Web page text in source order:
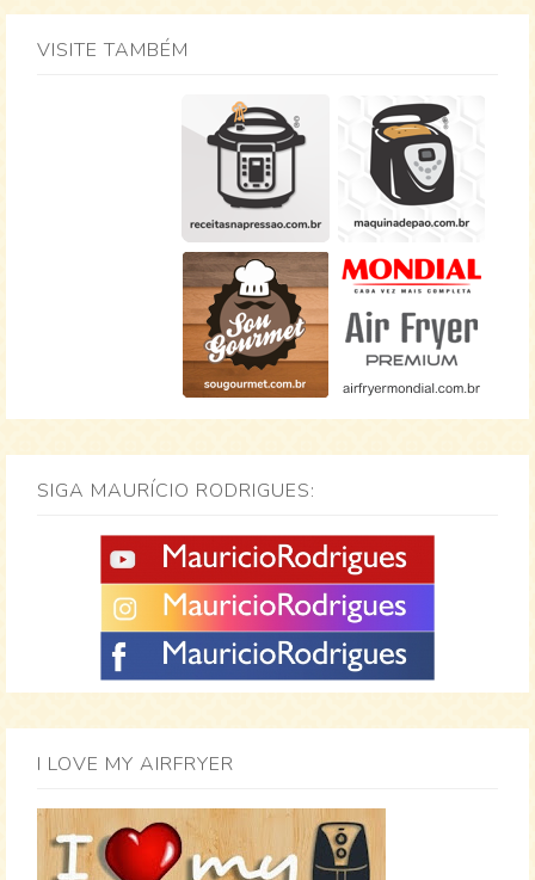
VISITE TAMBÉM
SIGA MAURÍCIO RODRIGUES:
I LOVE MY AIRFRYER